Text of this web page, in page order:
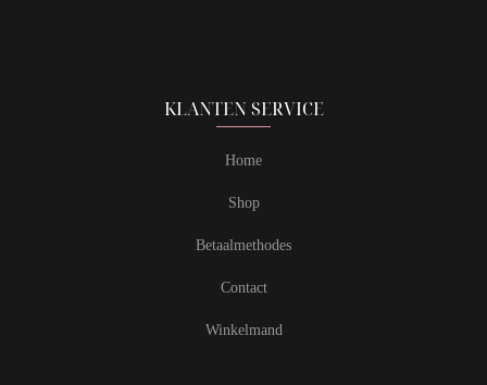
KLANTEN SERVICE
Home
Shop
Betaalmethodes
Contact
Winkelmand